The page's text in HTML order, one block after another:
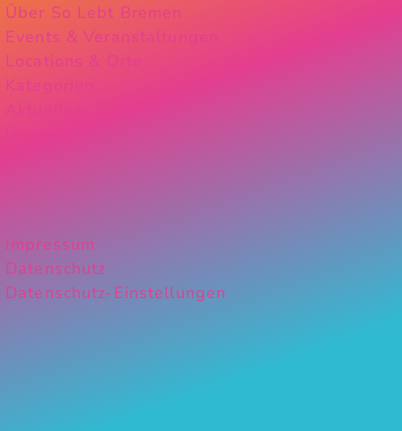
Über So Lebt Bremen
Events & Veranstaltungen
Locations & Orte
Kategorien
Impressum
Datenschutz
Datenschutz-Einstellungen